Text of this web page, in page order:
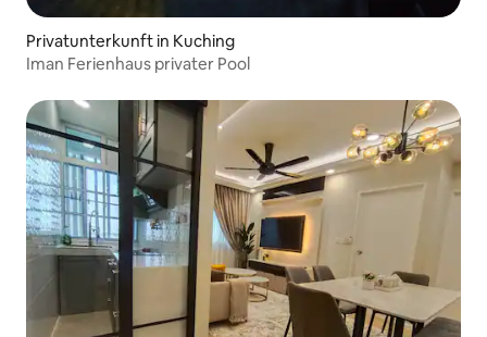
Privatunterkunft in Kuching
Iman Ferienhaus privater Pool